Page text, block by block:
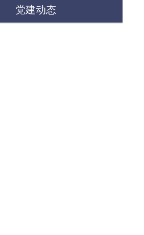
党建动态